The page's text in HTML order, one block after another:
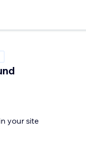
your site